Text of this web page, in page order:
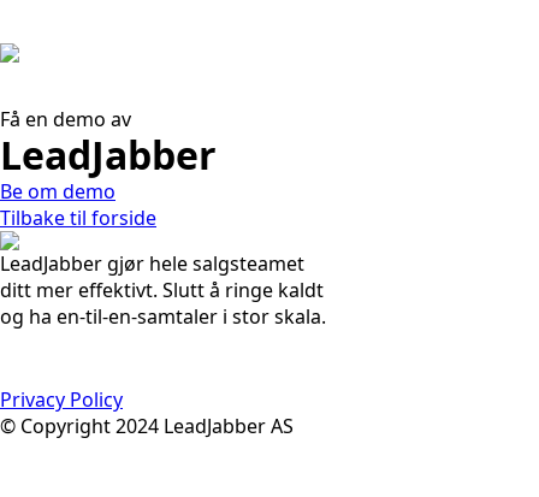
Få en demo av
LeadJabber
Be om demo
Tilbake til forside
LeadJabber gjør hele salgsteamet
ditt mer effektivt. Slutt å ringe kaldt
og ha en-til-en-samtaler i stor skala.
Privacy Policy
© Copyright 2024 LeadJabber AS